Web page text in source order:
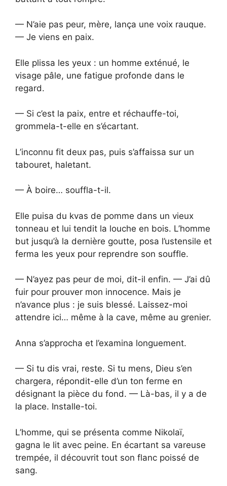
— N’aie pas peur, mère, lança une voix rauque.
— Je viens en paix.
Elle plissa les yeux : un homme exténué, le
visage pâle, une fatigue profonde dans le
regard.
— Si c’est la paix, entre et réchauffe-toi,
grommela-t-elle en s’écartant.
L’inconnu fit deux pas, puis s’affaissa sur un
tabouret, haletant.
— À boire… souffla-t-il.
Elle puisa du kvas de pomme dans un vieux
tonneau et lui tendit la louche en bois. L’homme
but jusqu’à la dernière goutte, posa l’ustensile et
ferma les yeux pour reprendre son souffle.
— N’ayez pas peur de moi, dit-il enfin. — J’ai dû
fuir pour prouver mon innocence. Mais je
n’avance plus : je suis blessé. Laissez-moi
attendre ici… même à la cave, même au grenier.
Anna s’approcha et l’examina longuement.
— Si tu dis vrai, reste. Si tu mens, Dieu s’en
chargera, répondit-elle d’un ton ferme en
désignant la pièce du fond. — Là-bas, il y a de
la place. Installe-toi.
L’homme, qui se présenta comme Nikolaï,
gagna le lit avec peine. En écartant sa vareuse
trempée, il découvrit tout son flanc poissé de
sang.